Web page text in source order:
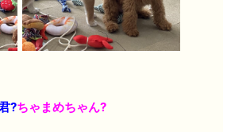
?ちゃまめちゃん?